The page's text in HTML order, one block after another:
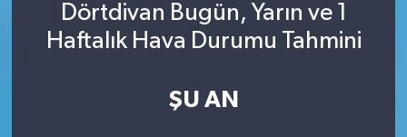
Dörtdivan Bugün, Yarın ve 1
Haftalık Hava Durumu Tahmini
ŞU AN
RESMİ İLANLAR
Süper Lig Puan Durumu ve Fikstür
Son Dakika Haberleri